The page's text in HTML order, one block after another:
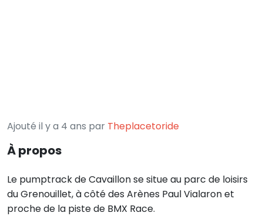
Ajouté il y a 4 ans par Theplacetoride
À propos
Le pumptrack de Cavaillon se situe au parc de loisirs
du Grenouillet, à côté des Arènes Paul Vialaron et
proche de la piste de BMX Race.